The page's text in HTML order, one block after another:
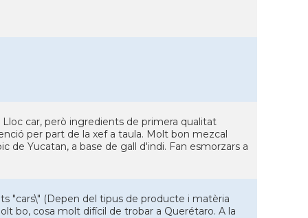
car, però ingredients de primera qualitat
per part de la xef a taula. Molt bon mezcal
Yucatan, a base de gall d'indi. Fan esmorzars a
"cars\" (Depen del tipus de producte i matèria
bo, cosa molt difícil de trobar a Querétaro. A la